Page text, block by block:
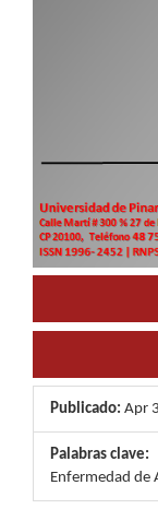
Publicado: Apr
Palabras clave:
Enfermedad de